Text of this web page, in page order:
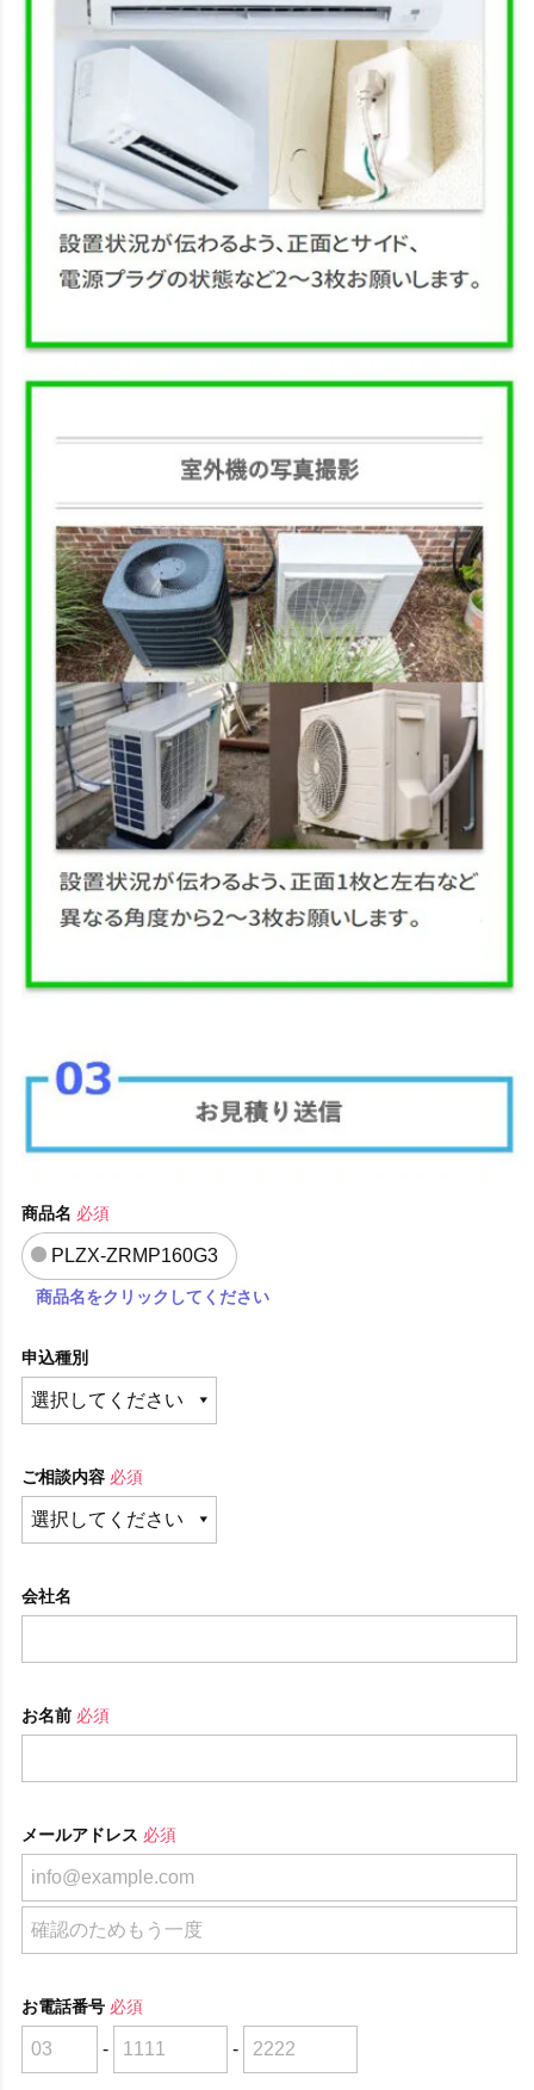
商品名 必須
PLZX-ZRMP160G3
商品名をクリックしてください
申込種別
ご相談内容 必須
会社名
お名前 必須
メールアドレス 必須
お電話番号 必須
- -